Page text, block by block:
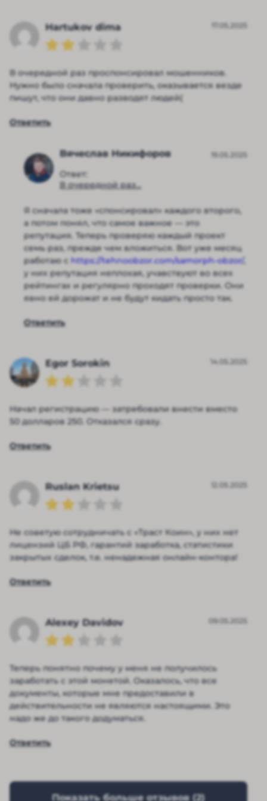
Hartukov dima 17.05.2025
В очередной раз проспонсировал мошенников.
Нужно было сначала проверить, оказывается везде
пишут, что они давно разводят людей(
Ответить
Вячеслав Никифоров
Ответ:
В очередной раз...
19.05.2025
Я сначала тоже «спонсировал» каждого второго,
а потом понял, что самое важное — это
репутация. Теперь проверяю каждый проект
семь раз, прежде чем вложиться. Вот уже месяц
работаю с https://tehnoobzor.com/samorph-obzor/
у них репутация неплохая, учавствуют во всех
рейтингах и регулярно проходят проверки. Они
явно ей дорожат и не будут кидать просто так.
Ответить
Egor Sorokin 14.05.2025
Начал регистрацию — затребовали внести вместо
50 долларов 250. Отказался сразу.
Ответить
Ruslan Krietsu 12.05.2025
Не советую сотрудничать с «Траст Коин», у них нет
лицензий ЦБ РФ, гарантий заработка, статистики
закрытых сделок, т.е. ненадежная онлайн-контора!
Ответить
Alexey Davidov 09.05.2025
Теперь понятно почему у меня не получилось
заработать с этой монетой. Оказалось, что все
документы, которые мне предоставили в
действительности не являются настоящими. Это
надо же до такого додуматься.
Ответить
Показать больше отзывов (2)